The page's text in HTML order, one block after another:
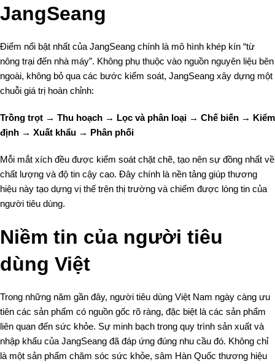
JangSeang
Điểm nổi bật nhất của JangSeang chính là mô hình khép kín “từ
nông trại đến nhà máy”. Không phụ thuộc vào nguồn nguyên liệu bên
ngoài, không bỏ qua các bước kiểm soát, JangSeang xây dựng một
chuỗi giá trị hoàn chỉnh:
Trồng trọt → Thu hoạch → Lọc và phân loại → Chế biến → Kiểm
định → Xuất khẩu → Phân phối
Mỗi mắt xích đều được kiểm soát chặt chẽ, tạo nên sự đồng nhất về
chất lượng và độ tin cậy cao. Đây chính là nền tảng giúp thương
hiệu này tạo dựng vị thế trên thị trường và chiếm được lòng tin của
người tiêu dùng.
Niềm tin của người tiêu
dùng Việt
Trong những năm gần đây, người tiêu dùng Việt Nam ngày càng ưu
tiên các sản phẩm có nguồn gốc rõ ràng, đặc biệt là các sản phẩm
liên quan đến sức khỏe. Sự minh bạch trong quy trình sản xuất và
nhập khẩu của JangSeang đã đáp ứng đúng nhu cầu đó. Không chỉ
là một sản phẩm chăm sóc sức khỏe, sâm Hàn Quốc thương hiệu